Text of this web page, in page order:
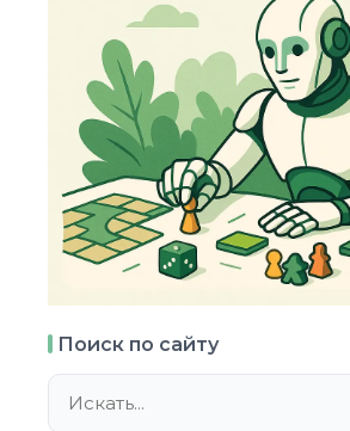
Поиск по сайту